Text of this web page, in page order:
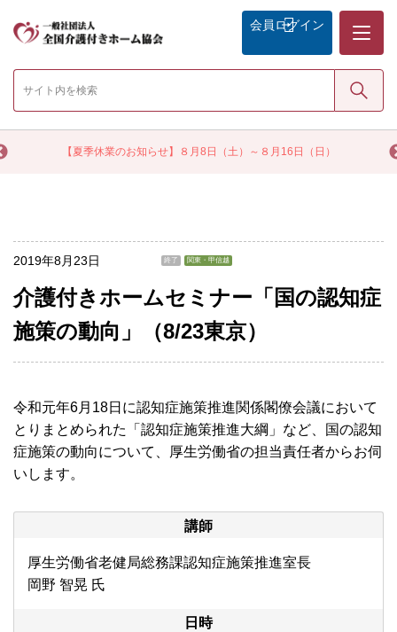
【夏季休業のお知らせ】８月8日（土）～８月16日（日）
会員 ログイン
検索
2019年8月23日 終了 関東・甲信越
介護付きホームセミナー「国の認知症
施策の動向」（8/23東京）
令和元年6月18日に認知症施策推進関係閣僚会議において
とりまとめられた「認知症施策推進大綱」など、国の認知
症施策の動向について、厚生労働省の担当責任者からお伺
いします。
講師
厚生労働省老健局総務課認知症施策推進室長
岡野 智晃 氏
日時